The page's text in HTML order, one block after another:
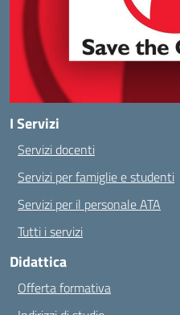
I Servizi
Servizi docenti
Servizi per famiglie e studenti
Servizi per il personale ATA
Tutti i servizi
Didattica
Offerta formativa